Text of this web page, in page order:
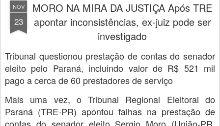
NOV
23
MORO NA MIRA DA JUSTIÇA Após TRE
apontar inconsistências, ex-juiz pode ser
investigado
Tribunal questionou prestação de contas do senador
eleito pelo Paraná, incluindo valor de R$ 521 mil
pago a cerca de 60 prestadores de serviço
Mais uma vez, o Tribunal Regional Eleitoral do
Paraná (TRE-PR) apontou falhas na prestação de